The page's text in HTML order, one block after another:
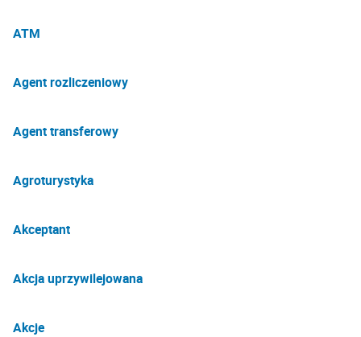
ATM
Agent rozliczeniowy
Agent transferowy
Agroturystyka
Akceptant
Akcja uprzywilejowana
Akcje